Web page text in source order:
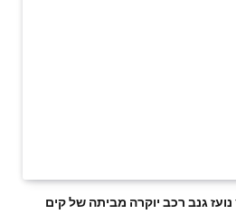
גנב רכב יוקרה מביתה של קים